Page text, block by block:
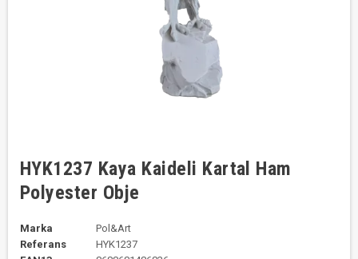
HYK1237 Kaya Kaideli Kartal Ham
Polyester Obje
Marka
Pol&Art
Referans
HYK1237